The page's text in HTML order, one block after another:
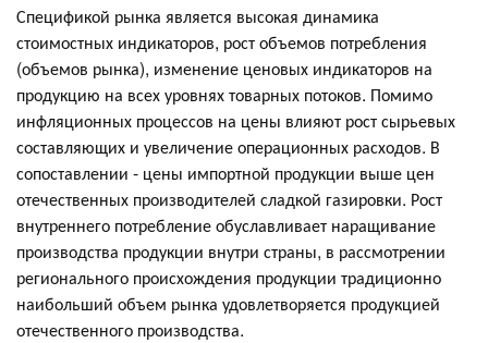
Спецификой рынка является высокая динамика
стоимостных индикаторов, рост объемов потребления
(объемов рынка), изменение ценовых индикаторов на
продукцию на всех уровнях товарных потоков. Помимо
инфляционных процессов на цены влияют рост сырьевых
составляющих и увеличение операционных расходов. В
сопоставлении - цены импортной продукции выше цен
отечественных производителей сладкой газировки. Рост
внутреннего потребление обуславливает наращивание
производства продукции внутри страны, в рассмотрении
регионального происхождения продукции традиционно
наибольший объем рынка удовлетворяется продукцией
отечественного производства.